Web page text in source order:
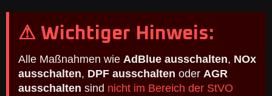
⚠ Wichtiger Hinweis:
Alle Maßnahmen wie AdBlue ausschalten, NOx
ausschalten, DPF ausschalten oder AGR
ausschalten sind nicht im Bereich der StVO